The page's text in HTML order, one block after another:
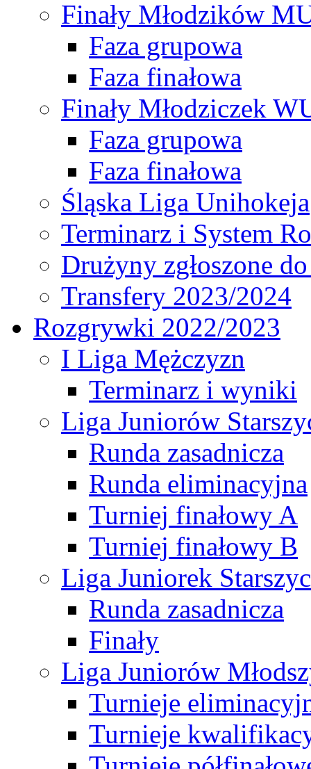
Finały Młodzików
Faza grupowa
Faza finałowa
Finały Młodziczek
Faza grupowa
Faza finałowa
Śląska Liga Unihokeja
Terminarz i System
Drużyny zgłoszone
Transfery 2023/2024
Rozgrywki 2022/2023
I Liga Mężczyzn
Terminarz i wyniki
Liga Juniorów
Runda zasadnicza
Runda eliminacyjna
Turniej finałowy A
Turniej finałowy B
Liga Juniorek
Runda zasadnicza
Finały
Liga Juniorów
Turnieje
Turnieje